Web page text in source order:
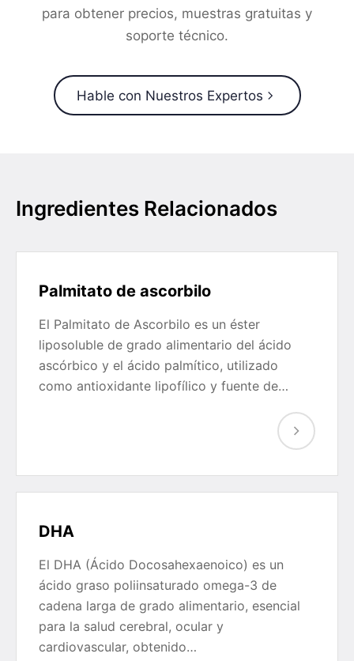
para obtener precios, muestras gratuitas y
soporte técnico.
Hable con Nuestros Expertos
Ingredientes Relacionados
Palmitato de ascorbilo
El Palmitato de Ascorbilo es un éster
liposoluble de grado alimentario del ácido
ascórbico y el ácido palmítico, utilizado
como antioxidante lipofílico y fuente de…
DHA
El DHA (Ácido Docosahexaenoico) es un
ácido graso poliinsaturado omega-3 de
cadena larga de grado alimentario, esencial
para la salud cerebral, ocular y
cardiovascular, obtenido…